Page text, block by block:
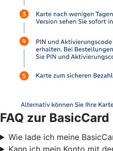
FAQ zur BasicCard
Wie lade ich meine
Kann ich mein Konto mit